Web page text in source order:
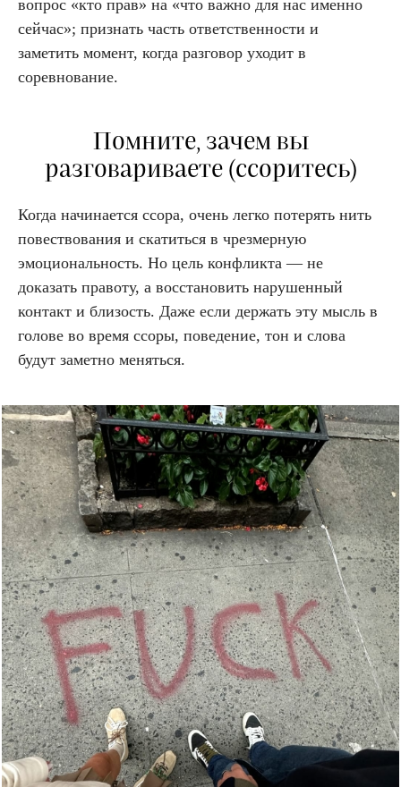
вопрос «кто прав» на «что важно для нас именно
сейчас»; признать часть ответственности и
заметить момент, когда разговор уходит в
соревнование.
Помните, зачем вы
разговариваете (ссоритесь)
Когда начинается ссора, очень легко потерять нить
повествования и скатиться в чрезмерную
эмоциональность. Но цель конфликта — не
доказать правоту, а восстановить нарушенный
контакт и близость. Даже если держать эту мысль в
голове во время ссоры, поведение, тон и слова
будут заметно меняться.